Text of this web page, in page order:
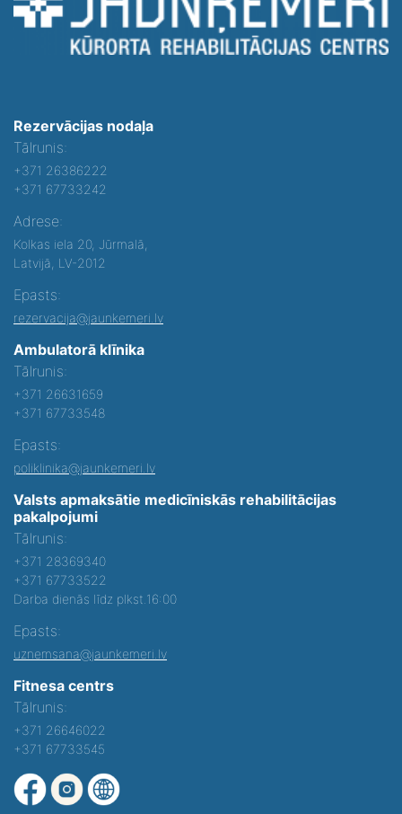
Rezervācijas nodaļa
Tālrunis:
+371 26386222
+371 67733242
Adrese:
Kolkas iela 20, Jūrmalā,
Latvijā, LV-2012
Epasts:
rezervacija@jaunkemeri.lv
Ambulatorā klīnika
Tālrunis:
+371 26631659
+371 67733548
Epasts:
poliklinika@jaunkemeri.lv
Valsts apmaksātie medicīniskās rehabilitācijas
pakalpojumi
Tālrunis:
+371 28369340
+371 67733522
Darba dienās līdz plkst.16:00
Epasts:
uznemsana@jaunkemeri.lv
Fitnesa centrs
Tālrunis:
+371 26646022
+371 67733545